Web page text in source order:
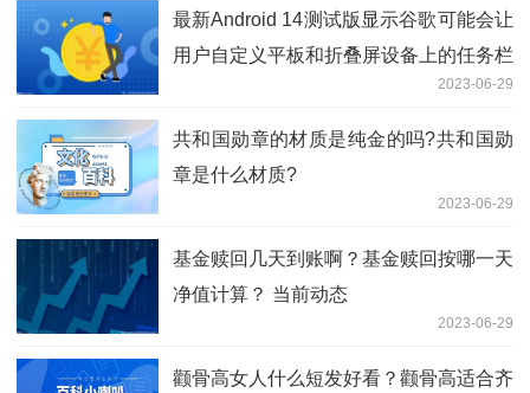
最新Android 14测试版显示谷歌可能会让
用户自定义平板和折叠屏设备上的任务栏
2023-06-29
共和国勋章的材质是纯金的吗?共和国勋
章是什么材质?
2023-06-29
基金赎回几天到账啊？基金赎回按哪一天
净值计算？ 当前动态
2023-06-29
颧骨高女人什么短发好看？颧骨高适合齐